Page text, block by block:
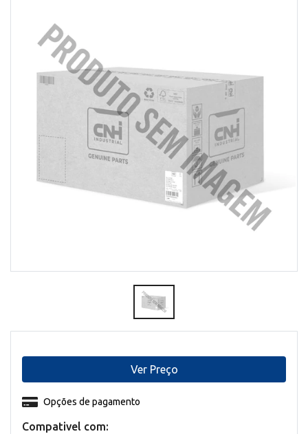
Compativel com:
Opções de pagamento
Ver Preço